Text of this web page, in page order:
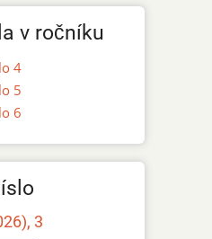
v ročníku
4
5
6
3